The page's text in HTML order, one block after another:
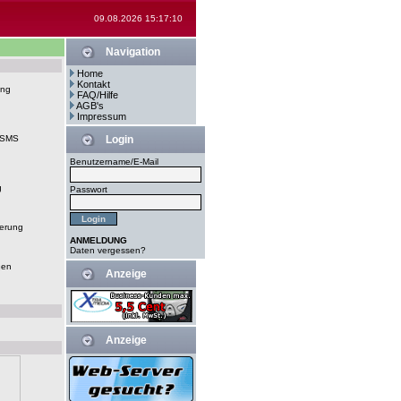
09.08.2026 15:17:10
Navigation
Home
Kontakt
FAQ/Hilfe
AGB's
Impressum
Login
Benutzername/E-Mail
Passwort
ANMELDUNG
Daten vergessen?
Anzeige
Anzeige